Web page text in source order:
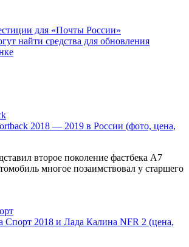
найти средства для обновления
2018 — 2019 в России (фото, цена,
второе поколение фастбека A7
многое позаимствовал у старшего
Спорт 2018 и Лада Калина NFR 2 (цена,